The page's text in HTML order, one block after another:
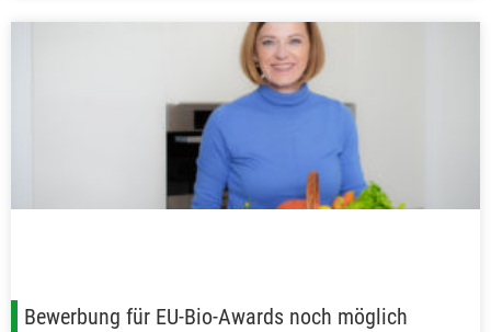
Bewerbung für EU-Bio-Awards noch möglich